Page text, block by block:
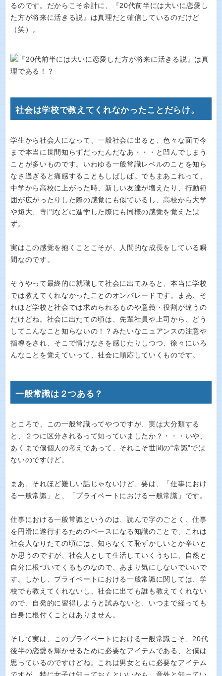
るのです。だからこそ余計に、『20代前半には大いに恋愛し
た方が将来に活きる説』は真理だと確信しているのだけど
（笑）。
社会は学校で教えてくれなかったことだらけ。
学生から社会人になって、一般社会に出ると、色々な面で今
まで本当に世間知らずだったんだなあ・・・と凹んでしまう
ことが多いものです。いわゆる一般常識レベルのことを知ら
なさ過ぎると痛感することもしばしば。でもまあこれって、
中学から高校に上がった時、新しい友達が増えたり、行動範
囲が広がったりした際の感覚にも似ているし、高校から大学
や短大、専門などに進学した際にも同様の感覚を覚えたは
ず。
実はこの感覚を抱くことこそが、人間的な成長をしている瞬
間なのです。
そうやって最終的に就職して社会に出てみると、本当に学校
では教えてくれなかったことのオンパレードです。まあ、そ
れほど学校と社会では求められるものや意義・役割が違うの
だけどね。社会に出たての頃は、先輩社員や上司から、どう
してこんなこと知らないの！？みたいなニュアンスの注意や
指導をされ、そこで情けなさを感じたりしつつ、徐々にいろ
んなことを覚えていって、社会に順応していくものです。
一般常識は２つある？
ところで、この一般常識ってやつですが、実は大分類する
と、２つに区分されるって知っていましたか？・・・いや、
あくまで僕個人の考えであって、それこそ世間の“常識”では
ないのですけど。
まあ、それほど難しい話じゃないけど、要は、「仕事におけ
る一般常識」と、「プライベートにおける一般常識」です。
仕事における一般常識というのは、読んで字のごとく、仕事
を円滑に遂行するためのベースになる知識のことで、これは
社会人なりたての頃には、知らなくて恥ずかしいとか辛いと
か思うのですが、社会人として生活していくうちに、自然と
自分に根づいてくるものなので、あまり気にしないでいいで
す。しかし、プライベートにおける一般常識に関しては、学
校でも教えてくれないし、社会に出ても誰も教えてくれない
ので、自発的に習得しようと試みないと、いつまで経っても
自身に根付くことはありません。
そして実は、このプライベートにおける一般常識こそ、20代
後半の恋愛を輝かせるために必要なアイテムである、と僕は
思っているのですけどね。これは男女ともに必要なアイテム